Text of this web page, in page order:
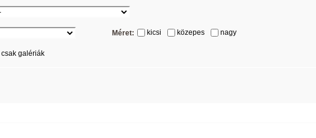
Méret: kicsi közepes nagy
csak galériák